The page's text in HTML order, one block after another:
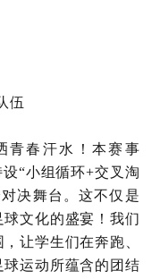
伍
青春汗水！本赛事
设“小组循环+交叉淘
决舞台。这不仅是
文化的盛宴！我们
让学生们在奔跑、
运动所蕴含的团结